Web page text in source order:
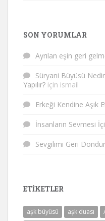
SON YORUMLAR
Ayrılan eşin geri
Süryani Büyüsü
Yapılır? için ismail
Erkeği Kendine Aşık
İnsanların Sevmesi
Sevgilimi Geri
ETIKETLER
aşk büyüsü aşk duası